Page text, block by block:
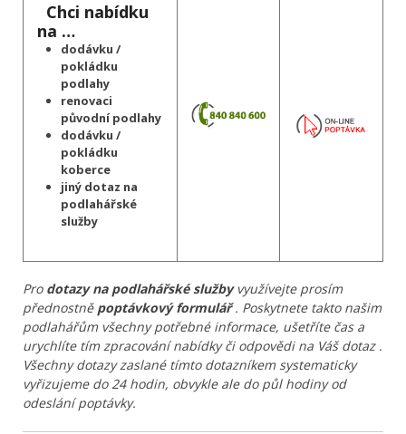
Chci nabídku
na …
dodávku /
pokládku
podlahy
renovaci
původní podlahy
dodávku /
pokládku
koberce
jiný dotaz na
podlahářské
služby
Pro dotazy na podlahářské službyvyužívejte prosím
přednostně poptávkový formulář. Poskytnete takto našim
podlahářům všechny potřebné informace, ušetříte čas a
urychlíte tím zpracování nabídky či odpovědi na Váš dotaz .
Všechny dotazy zaslané tímto dotazníkem systematicky
vyřizujeme do 24 hodin, obvykle ale do půl hodiny od
odeslání poptávky.